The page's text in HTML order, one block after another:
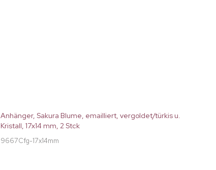
Anhänger, Sakura Blume, emailliert, vergoldet/türkis u.
Kristall, 17x14 mm, 2 Stck
9667Cfg-17x14mm